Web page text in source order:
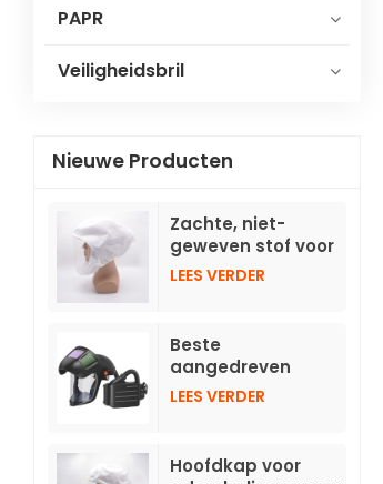
PAPR
Veiligheidsbril
Nieuwe Producten
Zachte, niet-
geweven stof voor
de hoofdband van
met slang.
LEES VERDER
Beste
aangedreven
luchtzuiverende
automatisch
verduisterende
LEES VERDER
Hoofdkap voor